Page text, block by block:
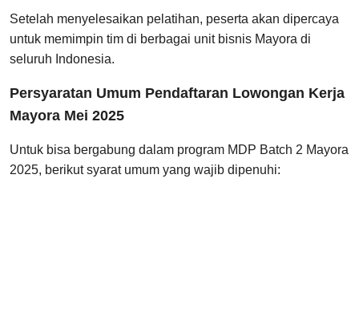
Setelah menyelesaikan pelatihan, peserta akan dipercaya
untuk memimpin tim di berbagai unit bisnis Mayora di
seluruh Indonesia.
Persyaratan Umum Pendaftaran Lowongan Kerja
Mayora Mei 2025
Untuk bisa bergabung dalam program MDP Batch 2 Mayora
2025, berikut syarat umum yang wajib dipenuhi: